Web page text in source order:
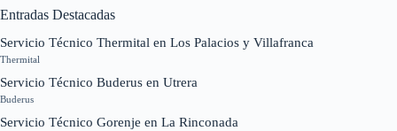
Entradas Destacadas
Servicio Técnico Thermital en Los Palacios y Villafranca
Thermital
Servicio Técnico Buderus en Utrera
Buderus
Servicio Técnico Gorenje en La Rinconada